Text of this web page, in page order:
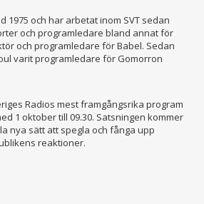
1975 och har arbetat inom SVT sedan
och programledare bland annat för
och programledare för Babel. Sedan
varit programledare för Gomorron
Radios mest framgångsrika program
1 oktober till 09.30. Satsningen kommer
nya sätt att spegla och fånga upp
reaktioner.